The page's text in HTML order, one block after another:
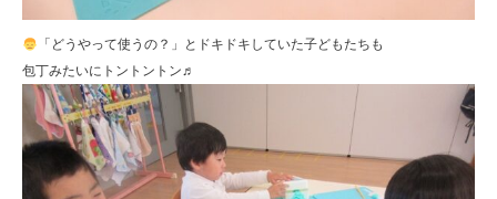
「どうやって使うの？」とドキドキしていた子どもたちも
包丁みたいにトントントン♬